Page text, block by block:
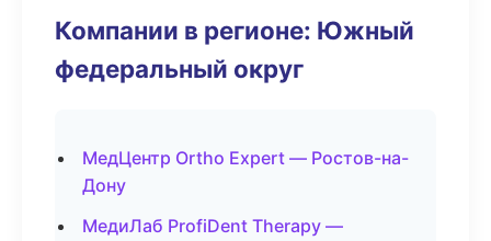
Компании в регионе: Южный
федеральный округ
МедЦентр Ortho Expert — Ростов-на-
Дону
МедиЛаб ProfiDent Therapy —